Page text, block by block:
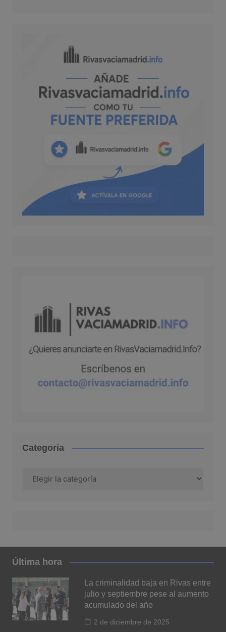
Categoría
Última hora
La criminalidad baja en Rivas entre
julio y septiembre pese al aumento
acumulado del año
2 de diciembre de 2025